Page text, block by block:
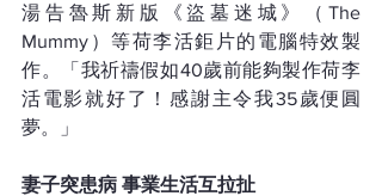
湯告魯斯新版《盜墓迷城》（The
Mummy）等荷李活鉅片的電腦特效製
作。「我祈禱假如40歲前能夠製作荷李
活電影就好了！感謝主令我35歲便圓
夢。」
妻子突患病 事業生活互拉扯